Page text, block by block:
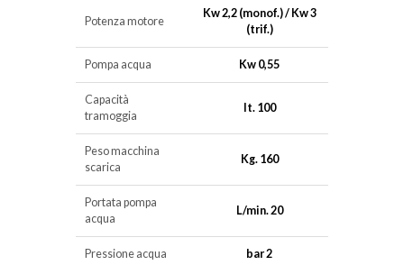
Potenza motore
Kw 2,2 (monof.) / Kw 3
(trif.)
Pompa acqua Kw 0,55
Capacità
tramoggia
lt. 100
Peso macchina
scarica
Kg. 160
Portata pompa
acqua
L/min. 20
Pressione acqua bar 2